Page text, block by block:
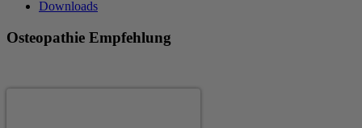
Downloads
Osteopathie Empfehlung